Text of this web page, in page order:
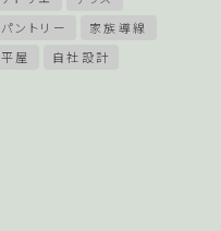
パントリー
家族導線
平屋
自社設計